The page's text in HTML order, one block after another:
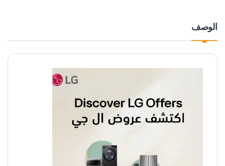
الوصف